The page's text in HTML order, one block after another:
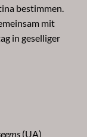
bestimmen.
mit
in geselliger
(UA)